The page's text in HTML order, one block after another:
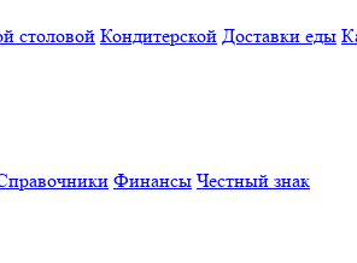
столовой Кондитерской Доставки еды
Финансы Честный знак